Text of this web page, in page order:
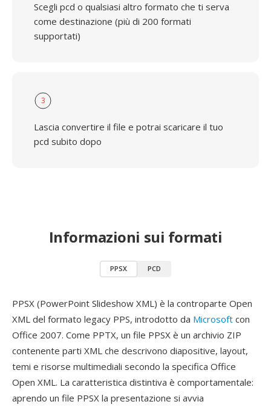
Scegli pcd o qualsiasi altro formato che ti serva
come destinazione (più di 200 formati
supportati)
3
Lascia convertire il file e potrai scaricare il tuo
pcd subito dopo
Informazioni sui formati
PPSX PCD
PPSX (PowerPoint Slideshow XML) è la controparte Open
XML del formato legacy PPS, introdotto da Microsoft con
Office 2007. Come PPTX, un file PPSX è un archivio ZIP
contenente parti XML che descrivono diapositive, layout,
temi e risorse multimediali secondo la specifica Office
Open XML. La caratteristica distintiva è comportamentale:
aprendo un file PPSX la presentazione si avvia